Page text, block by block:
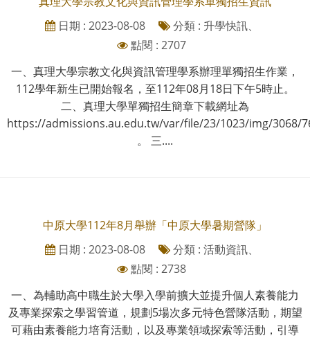
日期 : 2023-08-08
分類 : 升學快訊、
點閱 : 2707
一、真理大學宗教文化與資訊管理學系辦理單獨招生作業，
112學年新生已開始報名，至112年08月18日下午5時止。
二、真理大學單獨招生簡章下載網址為
https://admissions.au.edu.tw/var/file/23/1023/img/3068/
。 三....
中原大學112年8月舉辦「中原大學暑期營隊」
日期 : 2023-08-08
分類 : 活動資訊、
點閱 : 2738
一、為輔助高中職生於大學入學前擴大並提升個人素養能力
及專業探索之學習管道，規劃5場次多元特色營隊活動，期望
可藉由素養能力培育活動，以及專業領域探索等活動，引導